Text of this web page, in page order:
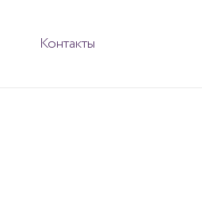
Контакты